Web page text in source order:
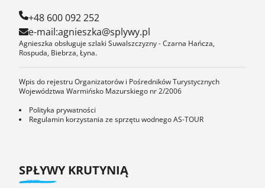
+48 600 092 252
e-mail:agnieszka@splywy.pl
Agnieszka obsługuje szlaki Suwalszczyzny - Czarna Hańcza,
Rospuda, Biebrza, Łyna.
Wpis do rejestru Organizatorów i Pośredników Turystycznych
Województwa Warmińsko Mazurskiego nr 2/2006
Polityka prywatności
Regulamin korzystania ze sprzętu wodnego AS-TOUR
SPŁYWY KRUTYNIĄ